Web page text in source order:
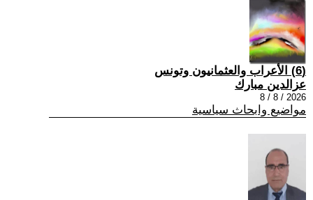
(6) الأعراب والعثمانيون وتونس
عزالدين مبارك
2026 / 8 / 8
مواضيع وابحاث سياسية